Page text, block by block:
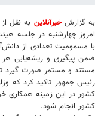
به گزارشخبرآنلاین به نقل
امروز چهارشنبه در جلسه
با مسمومیت تعدادی از
ضمن پیگیری و ریشه‌یابی هر
مستند و مستمر صورت گیرد
رئیس جمهور تاکید کرد که
کشور در این زمینه همکاری
کشور انجام شود.